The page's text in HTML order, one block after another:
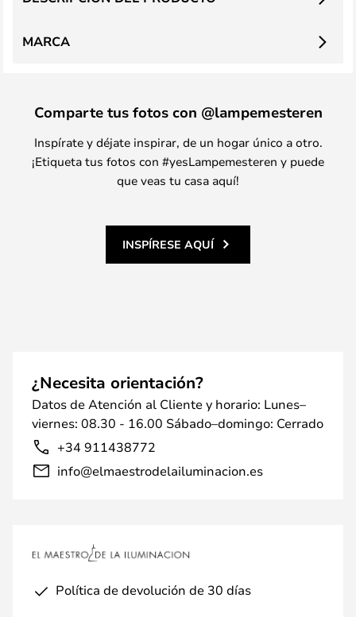
MARCA
Comparte tus fotos con @lampemesteren
Inspírate y déjate inspirar, de un hogar único a otro.
¡Etiqueta tus fotos con #yesLampemesteren y puede
que veas tu casa aquí!
INSPÍRESE AQUÍ
¿Necesita orientación?
Datos de Atención al Cliente y horario: Lunes–
viernes: 08.30 - 16.00 Sábado–domingo: Cerrado
+34 911438772
info@elmaestrodelailuminacion.es
Política de devolución de 30 días